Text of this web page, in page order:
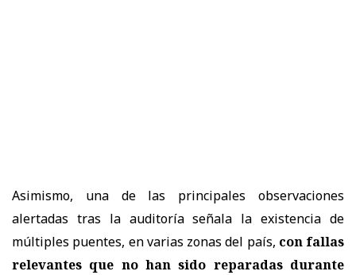
Asimismo, una de las principales observaciones
alertadas tras la auditoría señala la existencia de
múltiples puentes, en varias zonas del país, con fallas
relevantes que no han sido reparadas durante